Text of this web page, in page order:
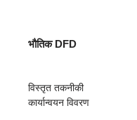
भौतिक DFD
विस्तृत तकनीकी
कार्यान्वयन विवरण